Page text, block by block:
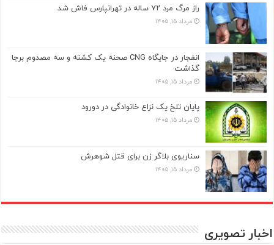
راز مرگ مرد ۷۲ ساله در تهرانپارس فاش شد
مرداد ۱۵, ۱۴۰۵
انفجار در جایگاه CNG صحنه یک کشته و سه مصدوم برجا
گذاشت
مرداد ۱۵, ۱۴۰۵
پایان تلخ یک نزاع خانوادگی در دورود
مرداد ۱۵, ۱۴۰۵
سناریوی بلاگر زن برای قتل شوهرش
مرداد ۱۵, ۱۴۰۵
اخبار تصویری